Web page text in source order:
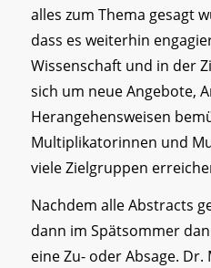
alles zum Thema gesagt
dass es weiterhin
Wissenschaft und in der
sich um neue Angebote,
Herangehensweisen
Multiplikatorinnen und
viele Zielgruppen
Nachdem alle Abstracts
dann im Spätsommer
eine Zu- oder Absage.